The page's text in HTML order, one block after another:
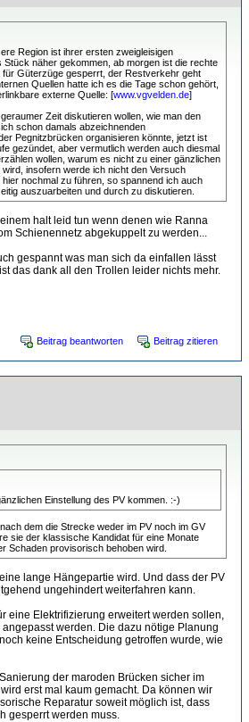
Region ist ihrer ersten zweigleisigen
näher gekommen, ab morgen ist die rechte
Güterzüge gesperrt, der Restverkehr geht
Quellen hatte ich es die Tage schon gehört,
externe Quelle: [www.vgvelden.de]
Zeit diskutieren wollen, wie man den
schon damals abzeichnenden
Pegnitzbrücken organisieren könnte, jetzt ist
gezündet, aber vermutlich werden auch diesmal
wollen, warum es nicht zu einer gänzlichen
insofern werde ich nicht den Versuch
nochmal zu führen, so spannend ich auch
auszuarbeiten und durch zu diskutieren.
halt leid tun wenn denen wie Ranna
Schienennetz abgekuppelt zu werden...
gespannt was man sich da einfallen lässt
das dank all den Trollen leider nichts mehr.
Beitrag beantworten Beitrag zitieren
Einstellung des PV kommen. :-)
dem die Strecke weder im PV noch im GV
sie der klassische Kandidat für eine Monate
Schaden provisorisch behoben wird.
lange Hängepartie wird. Und dass der PV
ungehindert weiterfahren kann.
eine Elektrifizierung erweitert werden sollen,
werden. Die dazu nötige Planung
keine Entscheidung getroffen wurde, wie
der maroden Brücken sicher im
erst mal kaum gemacht. Da können wir
Reparatur soweit möglich ist, dass
gesperrt werden muss.